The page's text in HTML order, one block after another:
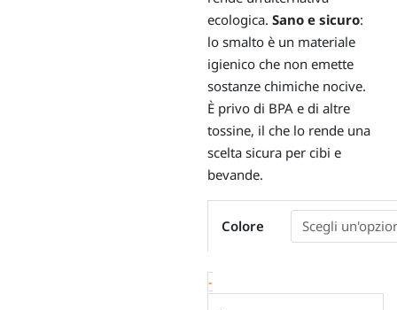
ecologica. Sano e sicuro:
lo smalto è un materiale
igienico che non emette
sostanze chimiche nocive.
È privo di BPA e di altre
tossine, il che lo rende una
scelta sicura per cibi e
bevande.
Colore
-
smaltata
little
color",